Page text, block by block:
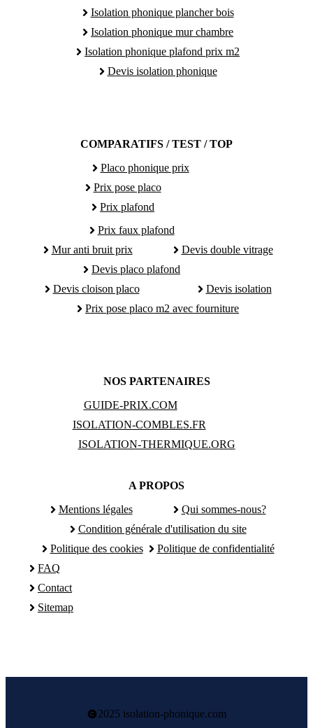
Isolation phonique plancher bois
Isolation phonique mur chambre
Isolation phonique plafond prix m2
Devis isolation phonique
COMPARATIFS / TEST / TOP
Placo phonique prix
Prix pose placo
Prix plafond
Prix faux plafond
Mur anti bruit prix
Devis double vitrage
Devis placo plafond
Devis cloison placo
Devis isolation
Prix pose placo m2 avec fourniture
NOS PARTENAIRES
GUIDE-PRIX.COM
ISOLATION-COMBLES.FR
ISOLATION-THERMIQUE.ORG
A PROPOS
Mentions légales
Qui sommes-nous?
Condition générale d'utilisation du site
Politique des cookies
Politique de confidentialité
FAQ
Contact
Sitemap
2025 isolation-phonique.com